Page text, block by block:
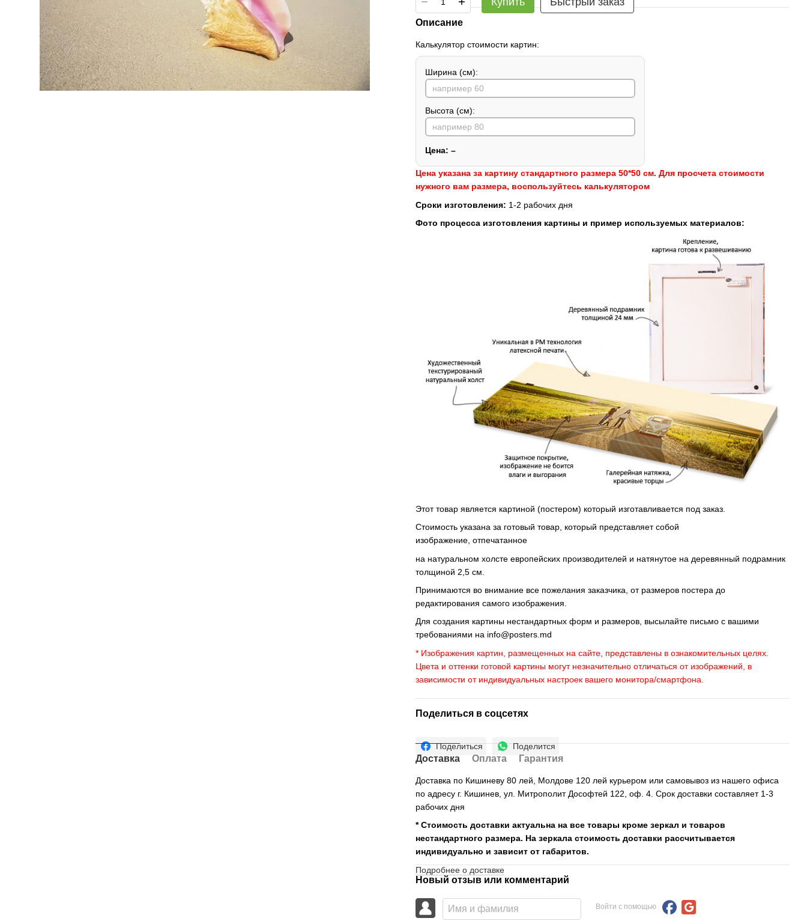
Описание
Калькулятор стоимости картин:
Ширина (см):
Высота (см):
Цена: –
Цена указана за картину стандартного размера 50*50 см. Для просчета стоимости
нужного вам размера, воспользуйтесь калькулятором
Сроки изготовления: 1-2 рабочих дня
Фото процесса изготовления картины и пример используемых материалов:
Этот товар является картиной (постером) который изготавливается под заказ.
Стоимость указана за готовый товар, который представляет собой
изображение, отпечатанное
на натуральном холсте европейских производителей и натянутое на деревянный подрамник
толщиной 2,5 см.
Принимаются во внимание все пожелания заказчика, от размеров постера до
редактирования самого изображения.
Для создания картины нестандартных форм и размеров, высылайте письмо c вашими
требованиями на info@posters.md
* Изображения картин, размещенных на сайте, представлены в ознакомительных целях.
Цвета и оттенки готовой картины могут незначительно отличаться от изображений, в
зависимости от индивидуальных настроек вашего монитора/смартфона.
Поделиться в соцсетях
Поделиться Поделится
Доставка Оплата Гарантия
Доставка по Кишиневу 80 лей, Молдове 120 лей курьером или самовывоз из нашего офиса
по адресу г. Кишинев, ул. Митрополит Дософтей 122, оф. 4. Срок доставки составляет 1-3
рабочих дня
* Стоимость доставки актуальна на все товары кроме зеркал и товаров
нестандартного размера. На зеркала стоимость доставки рассчитывается
индивидуально и зависит от габаритов.
Подробнее о доставке
Новый отзыв или комментарий
Войти с помощью